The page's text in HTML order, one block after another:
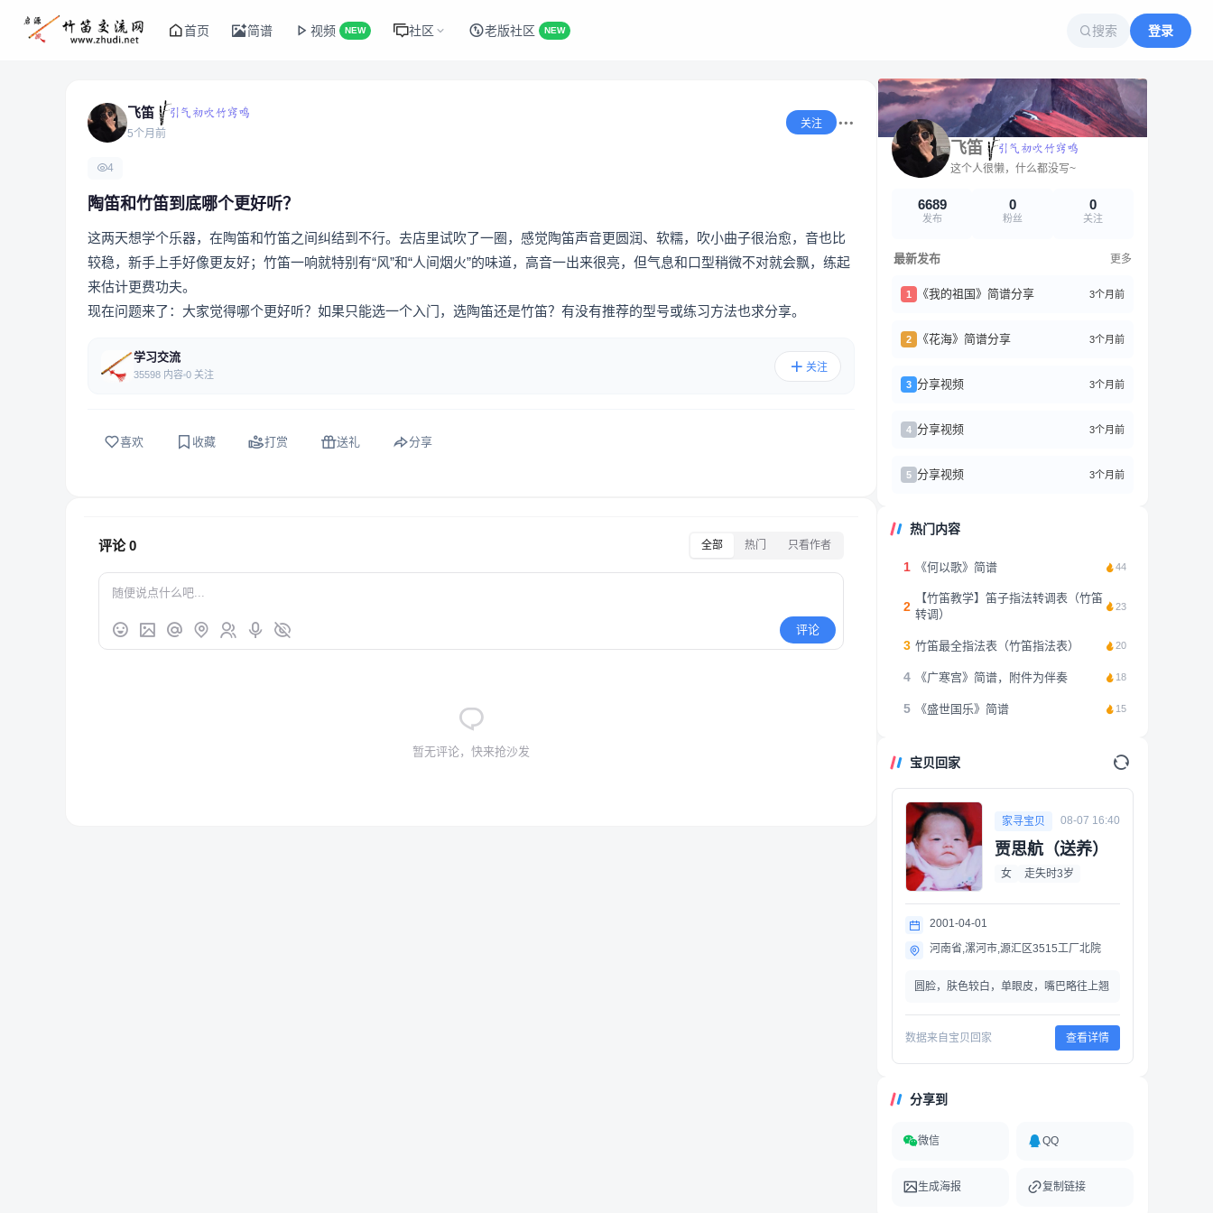
首页 简谱 视频 NEW 社区 老版社区 NEW 搜索 登录
飞笛
5个月前
关注
4
陶笛和竹笛到底哪个更好听？
这两天想学个乐器，在陶笛和竹笛之间纠结到不行。去店里试吹了一圈，感觉陶笛声音更圆润、软糯，吹小曲子很治愈，音也比
较稳，新手上手好像更友好；竹笛一响就特别有“风”和“人间烟火”的味道，高音一出来很亮，但气息和口型稍微不对就会飘，练起
来估计更费功夫。
现在问题来了：大家觉得哪个更好听？如果只能选一个入门，选陶笛还是竹笛？有没有推荐的型号或练习方法也求分享。
学习交流
35598 内容 0 关注
关注
喜欢 收藏 打赏 送礼 分享
评论0 全部 热门 只看作者
评论
暂无评论，快来抢沙发
飞笛
这个人很懒，什么都没写~
6689
发布
0
粉丝
0
关注
最新发布 更多
1 《我的祖国》简谱分享 3个月前
2 《花海》简谱分享 3个月前
3 分享视频 3个月前
4 分享视频 3个月前
5 分享视频 3个月前
热门内容
1 《何以歌》简谱 44
2
【竹笛教学】笛子指法转调表（竹笛
转调）
23
3 竹笛最全指法表（竹笛指法表） 20
4 《广寒宫》简谱，附件为伴奏 18
5 《盛世国乐》简谱 15
宝贝回家
家寻宝贝 08-07 16:40
贾思航（送养）
女 走失时3岁
2001-04-01
河南省,漯河市,源汇区3515工厂北院
圆脸，肤色较白，单眼皮，嘴巴略往上翘
数据来自宝贝回家 查看详情
分享到
微信 QQ
生成海报 复制链接